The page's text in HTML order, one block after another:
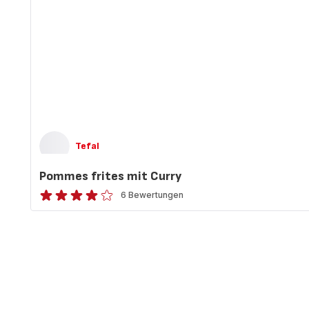
Tefal
Pommes frites mit Curry
ratings.3.9
6 Bewertungen